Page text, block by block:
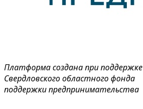
Платформа создана при поддержке
Свердловского областного фонда
поддержки предпринимательства